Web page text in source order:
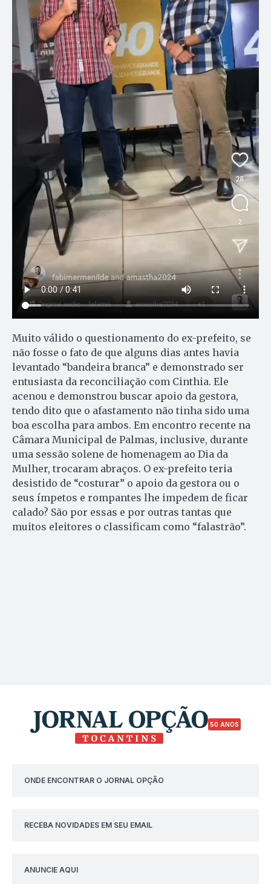
Muito válido o questionamento do ex-prefeito, se
não fosse o fato de que alguns dias antes havia
levantado “bandeira branca” e demonstrado ser
entusiasta da reconciliação com Cinthia. Ele
acenou e demonstrou buscar apoio da gestora,
tendo dito que o afastamento não tinha sido uma
boa escolha para ambos. Em encontro recente na
Câmara Municipal de Palmas, inclusive, durante
uma sessão solene de homenagem ao Dia da
Mulher, trocaram abraços. O ex-prefeito teria
desistido de “costurar” o apoio da gestora ou o
seus ímpetos e rompantes lhe impedem de ficar
calado? São por essas e por outras tantas que
muitos eleitores o classificam como “falastrão”.
50 ANOS
ONDE ENCONTRAR O JORNAL OPÇÃO
RECEBA NOVIDADES EM SEU EMAIL
ANUNCIE AQUI